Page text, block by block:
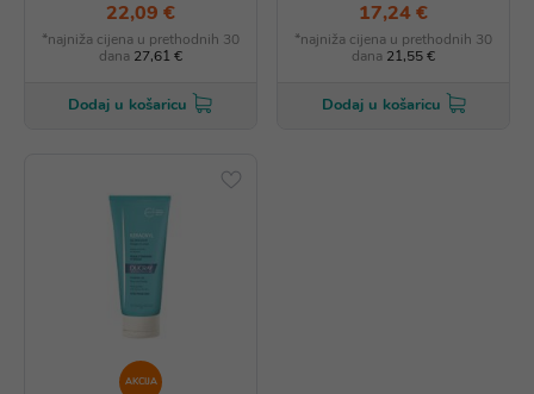
22,09 €
*najniža cijena u prethodnih 30
dana 27,61 €
Dodaj u košaricu
17,24 €
*najniža cijena u prethodnih 30
dana 21,55 €
Dodaj u košaricu
AKCIJA